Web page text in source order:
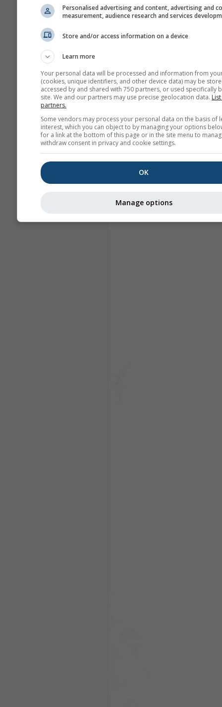
Personalised advertising and content, advertising and
measurement, audience research and services
Store and/or access information on a device
Learn more
Your personal data will be processed and information from
(cookies, unique identifiers, and other device data) may be
accessed by and shared with 750 partners, or used specifically
site. We and our partners may use precise geolocation data.
partners.
Some vendors may process your personal data on the basis of
interest, which you can object to by managing your options
for a link at the bottom of this page or in the site menu to
withdraw consent in privacy and cookie settings.
OK
Manage options